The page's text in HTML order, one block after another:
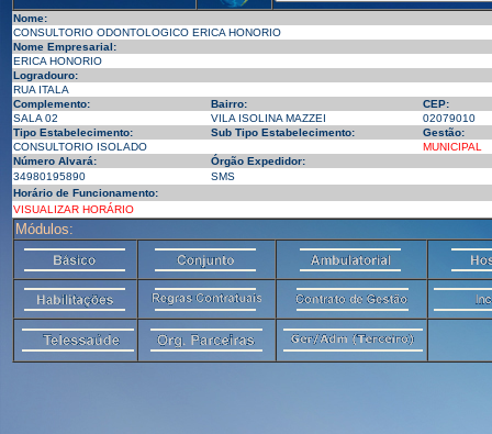
Nome:
CONSULTORIO ODONTOLOGICO ERICA HONORIO
Nome Empresarial:
ERICA HONORIO
Logradouro:
RUA ITALA
Complemento:
Bairro:
CEP:
SALA 02
VILA ISOLINA MAZZEI
02079010
Tipo Estabelecimento:
Sub Tipo Estabelecimento:
Gestão:
CONSULTORIO ISOLADO
MUNICIPAL
Número Alvará:
Órgão Expedidor:
34980195890
SMS
Horário de Funcionamento:
VISUALIZAR HORÁRIO
Módulos: